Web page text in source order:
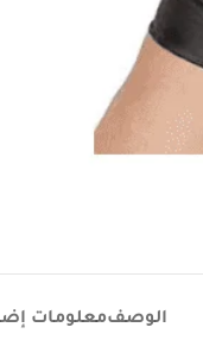
الوصفمعلومات